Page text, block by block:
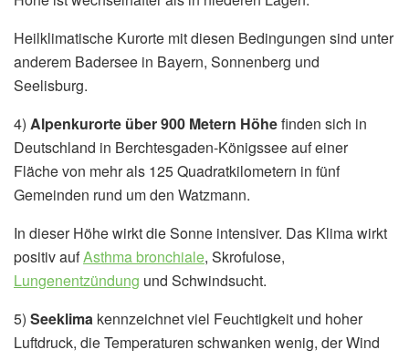
Heilklimatische Kurorte mit diesen Bedingungen sind unter
anderem Badersee in Bayern, Sonnenberg und
Seelisburg.
4) Alpenkurorte über 900 Metern Höhefinden sich in
Deutschland in Berchtesgaden-Königssee auf einer
Fläche von mehr als 125 Quadratkilometern in fünf
Gemeinden rund um den Watzmann.
In dieser Höhe wirkt die Sonne intensiver. Das Klima wirkt
positiv aufAsthma bronchiale, Skrofulose,
Lungenentzündung und Schwindsucht.
5) Seeklima kennzeichnet viel Feuchtigkeit und hoher
Luftdruck, die Temperaturen schwanken wenig, der Wind